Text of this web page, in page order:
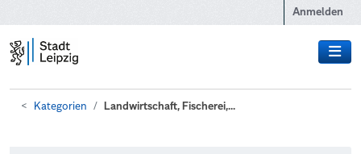
Anmelden
Kategorien Landwirtschaft, Fischerei,...